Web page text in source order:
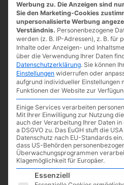
Startseite»News
Google Store:
Buds Pro ab
21.07.2022/ VonSpoonie /
minute of reading
Werbung zu. Die Anzeigen sind
Sie den Marketing-Cookies
unpersonalisierte Werbung
Verständnis. Personenbezogene
werden (z. B. IP-Adressen), z. B. für
Inhalte oder Anzeigen- und
über die Verwendung Ihrer Daten
Datenschutzerklärung. Sie können
Einstellungen widerrufen oder
aufgrund individueller Einstellungen
Funktionen der Website zur
Einige Services verarbeiten
Mit Ihrer Einwilligung zur Nutzung
auch der Verarbeitung Ihrer Daten in
a DSGVO zu. Das EuGH stuft die
Datenschutz nach EU-Standards
dass US-Behörden
Überwachungsprogrammen
Klagemöglichkeit für Europäer.
Es folgt eine Liste der Service-
Essenziell